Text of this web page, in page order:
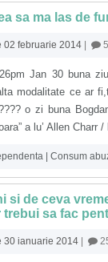
sa ma las de
02 februarie 2014
Jan 30 buna
modalitate ce ar
o zi buna
a lu’ Allen
| Consum
si de ceva
trebui sa fac
30 ianuarie 2014